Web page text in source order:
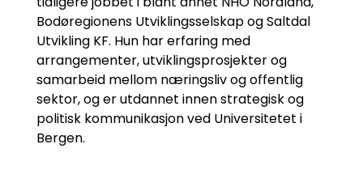
Bodøregionens Utviklingsselskap og Saltdal
Utvikling KF. Hun har erfaring med
arrangementer, utviklingsprosjekter og
samarbeid mellom næringsliv og offentlig
sektor, og er utdannet innen strategisk og
politisk kommunikasjon ved Universitetet i
Bergen.